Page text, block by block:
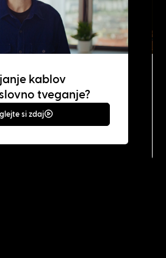
kablov
tveganje?
si zdaj